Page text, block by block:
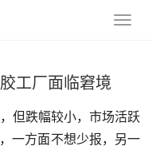
工厂面临窘境
但跌幅较小，市场活跃
一方面不想少报，另一